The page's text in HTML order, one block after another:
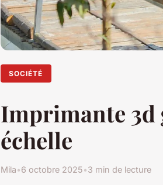
SOCIÉTÉ
Imprimante 3d
échelle
Mila•6 octobre 2025•3 min de lecture